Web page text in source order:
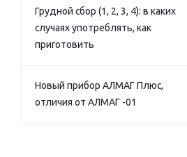
Грудной сбор (1, 2, 3, 4): в каких
случаях употреблять, как
приготовить
Новый прибор АЛМАГ Плюс,
отличия от АЛМАГ -01